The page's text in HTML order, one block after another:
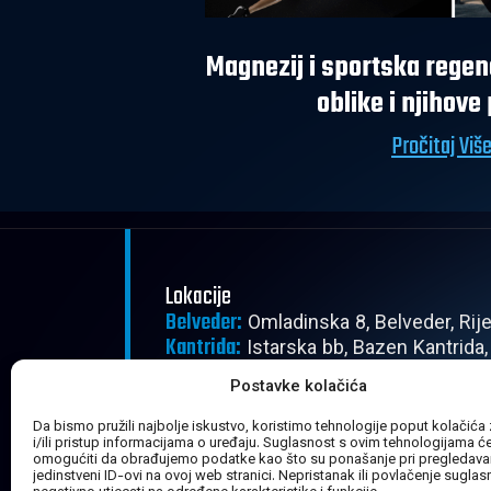
Postavke kolačića
Da bismo pružili najbolje iskustvo, koristimo tehnologije poput kolačića
i/ili pristup informacijama o uređaju. Suglasnost s ovim tehnologijama
omogućiti da obrađujemo podatke kao što su ponašanje pri
jedinstveni ID-ovi na ovoj web stranici. Nepristanak ili povlačenje
Magnezij i sportska
oblike i
Pročitaj
Lokacije
Belveder: Omladinska 8, Belveder,
Kantrida: Istarska bb, Bazen
Radno vrijeme
Pon - Pet:08:00 - 22:30
Subota:08:00 - 20:30
Nedjelja:Zatvoreno